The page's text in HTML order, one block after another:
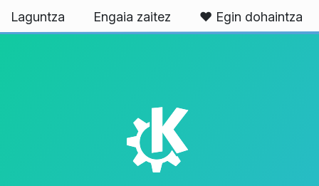
Laguntza Engaia zaitez ❤️ Egin dohaintza
K